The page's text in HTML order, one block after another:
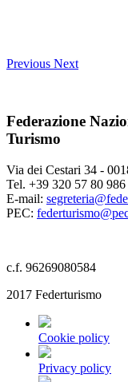
Previous Next
Federazione
Turismo
Via dei Cestari 34 -
Tel. +39 320 57 80 986
E-mail:
PEC:
c.f. 96269080584
2017 Federturismo
Cookie policy
Privacy policy